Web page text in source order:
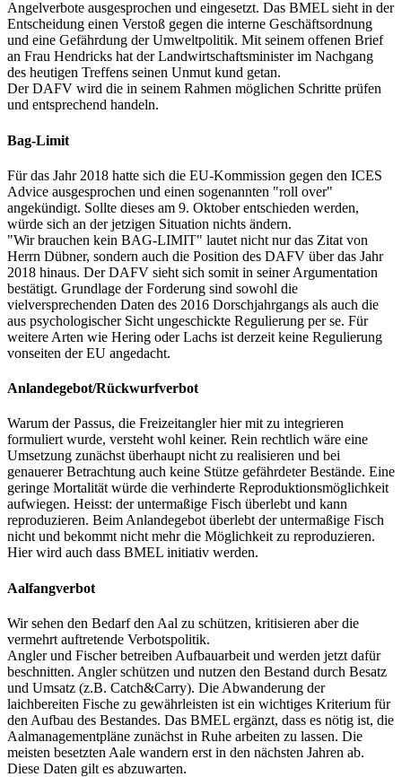
Angelverbote ausgesprochen und eingesetzt. Das BMEL sieht in der
Entscheidung einen Verstoß gegen die interne Geschäftsordnung
und eine Gefährdung der Umweltpolitik. Mit seinem offenen Brief
an Frau Hendricks hat der Landwirtschaftsminister im Nachgang
des heutigen Treffens seinen Unmut kund getan.
Der DAFV wird die in seinem Rahmen möglichen Schritte prüfen
und entsprechend handeln.
Bag-Limit
Für das Jahr 2018 hatte sich die EU-Kommission gegen den ICES
Advice ausgesprochen und einen sogenannten "roll over"
angekündigt. Sollte dieses am 9. Oktober entschieden werden,
würde sich an der jetzigen Situation nichts ändern.
"Wir brauchen kein BAG-LIMIT" lautet nicht nur das Zitat von
Herrn Dübner, sondern auch die Position des DAFV über das Jahr
2018 hinaus. Der DAFV sieht sich somit in seiner Argumentation
bestätigt. Grundlage der Forderung sind sowohl die
vielversprechenden Daten des 2016 Dorschjahrgangs als auch die
aus psychologischer Sicht ungeschickte Regulierung per se. Für
weitere Arten wie Hering oder Lachs ist derzeit keine Regulierung
vonseiten der EU angedacht.
Anlandegebot/Rückwurfverbot
Warum der Passus, die Freizeitangler hier mit zu integrieren
formuliert wurde, versteht wohl keiner. Rein rechtlich wäre eine
Umsetzung zunächst überhaupt nicht zu realisieren und bei
genauerer Betrachtung auch keine Stütze gefährdeter Bestände. Eine
geringe Mortalität würde die verhinderte Reproduktionsmöglichkeit
aufwiegen. Heisst: der untermaßige Fisch überlebt und kann
reproduzieren. Beim Anlandegebot überlebt der untermaßige Fisch
nicht und bekommt nicht mehr die Möglichkeit zu reproduzieren.
Hier wird auch dass BMEL initiativ werden.
Aalfangverbot
Wir sehen den Bedarf den Aal zu schützen, kritisieren aber die
vermehrt auftretende Verbotspolitik.
Angler und Fischer betreiben Aufbauarbeit und werden jetzt dafür
beschnitten. Angler schützen und nutzen den Bestand durch Besatz
und Umsatz (z.B. Catch&Carry). Die Abwanderung der
laichbereiten Fische zu gewährleisten ist ein wichtiges Kriterium für
den Aufbau des Bestandes. Das BMEL ergänzt, dass es nötig ist, die
Aalmanagementpläne zunächst in Ruhe arbeiten zu lassen. Die
meisten besetzten Aale wandern erst in den nächsten Jahren ab.
Diese Daten gilt es abzuwarten.